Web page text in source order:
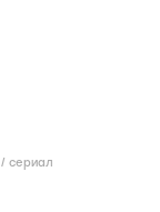
/ сериал